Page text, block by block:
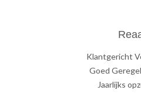
Klantgericht
Goed
Jaarlijks